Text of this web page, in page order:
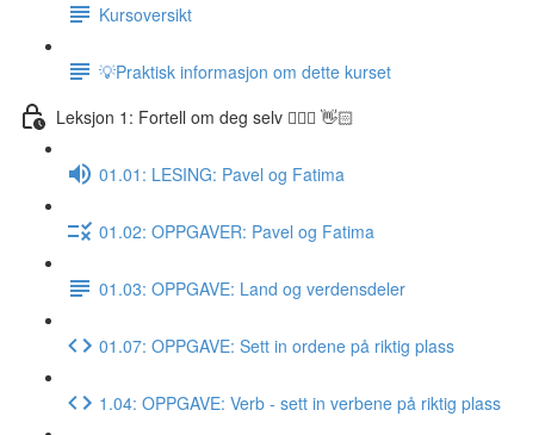
Kursoversikt
💡Praktisk informasjon om dette kurset
Leksjon 1: Fortell om deg selv 🙋🏽‍♀️ 👋🏻
01.01: LESING: Pavel og Fatima
01.02: OPPGAVER: Pavel og Fatima
01.03: OPPGAVE: Land og verdensdeler
01.07: OPPGAVE: Sett in ordene på riktig plass
1.04: OPPGAVE: Verb - sett in verbene på riktig plass